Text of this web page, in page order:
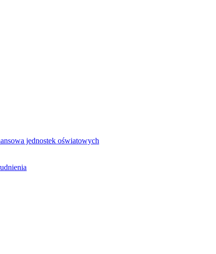
jednostek oświatowych